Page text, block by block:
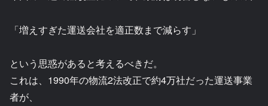
「増えすぎた運送会社を適正数まで減らす」
という思惑があると考えるべきだ。
これは、1990年の物流2法改正で約4万社だった運送事業
者が、